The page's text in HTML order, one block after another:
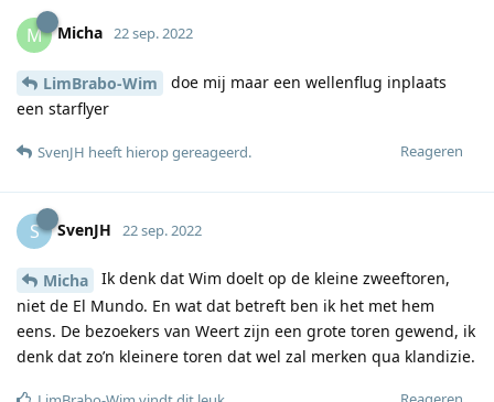
M Micha 22 sep. 2022
LimBrabo-Wim
doe mij maar een wellenflug inplaats
een starflyer
Reageren
SvenJH heeft hierop gereageerd.
S SvenJH 22 sep. 2022
Micha
Ik denk dat Wim doelt op de kleine zweeftoren,
niet de El Mundo. En wat dat betreft ben ik het met hem
eens. De bezoekers van Weert zijn een grote toren gewend, ik
denk dat zo’n kleinere toren dat wel zal merken qua klandizie.